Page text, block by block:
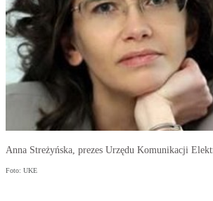
Anna Streżyńska, prezes Urzędu Komunikacji
Foto: UKE